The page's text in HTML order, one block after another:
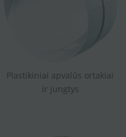
Plastikiniai apvalūs ortakiai
ir jungtys